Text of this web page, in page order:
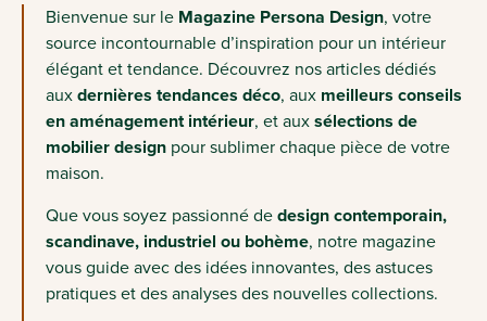
Bienvenue sur le Magazine Persona Design, votre
source incontournable d’inspiration pour un intérieur
élégant et tendance. Découvrez nos articles dédiés
auxdernières tendances déco, aux meilleurs conseils
en aménagement intérieur, et auxsélections de
mobilier design pour sublimer chaque pièce de votre
maison.
Que vous soyez passionné dedesign contemporain,
scandinave, industriel ou bohème, notre magazine
vous guide avec des idées innovantes, des astuces
pratiques et des analyses des nouvelles collections.